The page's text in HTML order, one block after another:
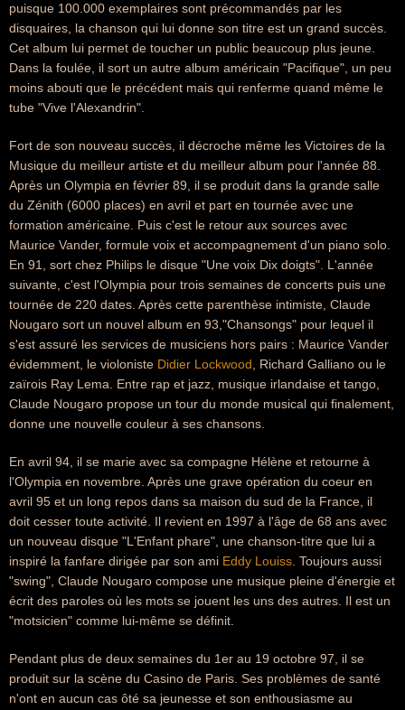
puisque 100.000 exemplaires sont précommandés par les
disquaires, la chanson qui lui donne son titre est un grand succès.
Cet album lui permet de toucher un public beaucoup plus jeune.
Dans la foulée, il sort un autre album américain "Pacifique", un peu
moins abouti que le précédent mais qui renferme quand même le
tube "Vive l'Alexandrin".
Fort de son nouveau succès, il décroche même les Victoires de la
Musique du meilleur artiste et du meilleur album pour l'année 88.
Après un Olympia en février 89, il se produit dans la grande salle
du Zénith (6000 places) en avril et part en tournée avec une
formation américaine. Puis c'est le retour aux sources avec
Maurice Vander, formule voix et accompagnement d'un piano solo.
En 91, sort chez Philips le disque "Une voix Dix doigts". L'année
suivante, c'est l'Olympia pour trois semaines de concerts puis une
tournée de 220 dates. Après cette parenthèse intimiste, Claude
Nougaro sort un nouvel album en 93,"Chansongs" pour lequel il
s'est assuré les services de musiciens hors pairs : Maurice Vander
évidemment, le violoniste Didier Lockwood , Richard Galliano ou le
zaïrois Ray Lema. Entre rap et jazz, musique irlandaise et tango,
Claude Nougaro propose un tour du monde musical qui finalement,
donne une nouvelle couleur à ses chansons.
En avril 94, il se marie avec sa compagne Hélène et retourne à
l'Olympia en novembre. Après une grave opération du coeur en
avril 95 et un long repos dans sa maison du sud de la France, il
doit cesser toute activité. Il revient en 1997 à l'âge de 68 ans avec
un nouveau disque "L'Enfant phare", une chanson-titre que lui a
inspiré la fanfare dirigée par son ami Eddy Louiss . Toujours aussi
"swing", Claude Nougaro compose une musique pleine d'énergie et
écrit des paroles où les mots se jouent les uns des autres. Il est un
"motsicien" comme lui-même se définit.
Pendant plus de deux semaines du 1er au 19 octobre 97, il se
produit sur la scène du Casino de Paris. Ses problèmes de santé
n'ont en aucun cas ôté sa jeunesse et son enthousiasme au